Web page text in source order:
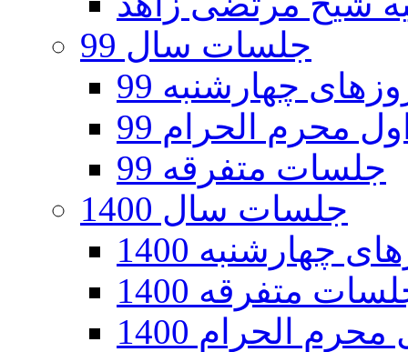
جلسات سال 99
چهارشنبه 99
محرم الحرام 99
جلسات متفرقه 99
جلسات سال 1400
چهارشنبه 1400
متفرقه 1400
الحرام 1400